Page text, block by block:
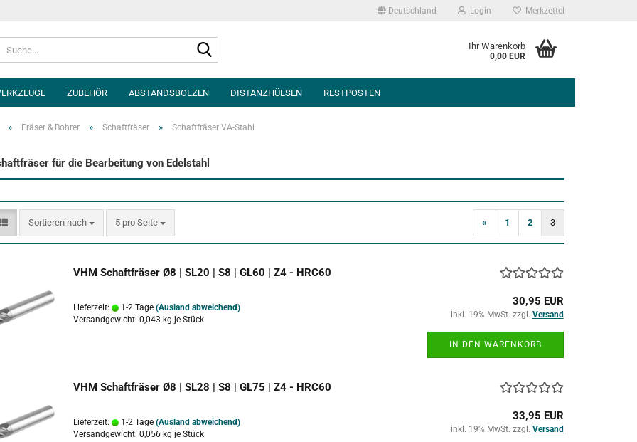
Deutschland Login Merkzettel
Ihr Warenkorb
0,00 EUR
ZUBEHÖR ABSTANDSBOLZEN DISTANZHÜLSEN RESTPOSTEN
» Fräser & Bohrer » Schaftfräser » Schaftfräser VA-Stahl
für die Bearbeitung von Edelstahl
Sortieren nach
Sortieren nach 5 pro Seite
pro Seite « 1 2 3
VHM Schaftfräser Ø8 | SL20 | S8 | GL60 | Z4 - HRC60
Lieferzeit: 1-2 Tage (Ausland abweichend)
Versandgewicht: 0,043 kg je Stück
30,95 EUR
inkl. 19% MwSt. zzgl. Versand
IN DEN WARENKORB
VHM Schaftfräser Ø8 | SL28 | S8 | GL75 | Z4 - HRC60
Lieferzeit: 1-2 Tage (Ausland abweichend)
Versandgewicht: 0,056kg je Stück
33,95 EUR
inkl. 19% MwSt. zzgl. Versand